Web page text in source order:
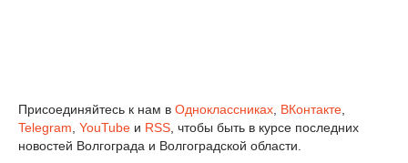
Присоединяйтесь к нам в Одноклассниках ВКонтакте
Telegram YouTube и RSS , чтобы быть в курсе последних
новостей Волгограда и Волгоградской области.